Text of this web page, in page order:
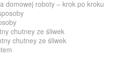
domowej roboty – krok po kroku
chutney ze śliwek
chutney ze śliwek